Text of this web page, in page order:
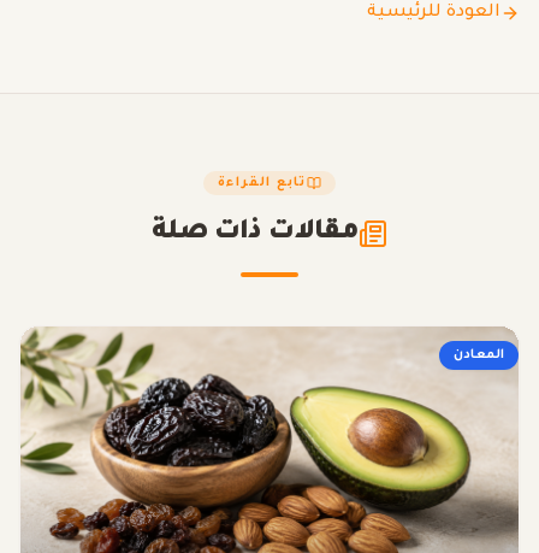
العودة للرئيسية
تابع القراءة
مقالات ذات صلة
المعادن